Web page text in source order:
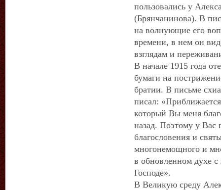
пользовались у
(Брянчанинова). В
на волнующие его
времени, в нем он
взглядам и
В начале 1915 года
бумаги на
братии. В письме
писал:
который Вы меня
назад. Поэтому у Вас
благословения и
многонемощного и
в обновленном духе
Господе».
В Великую среду